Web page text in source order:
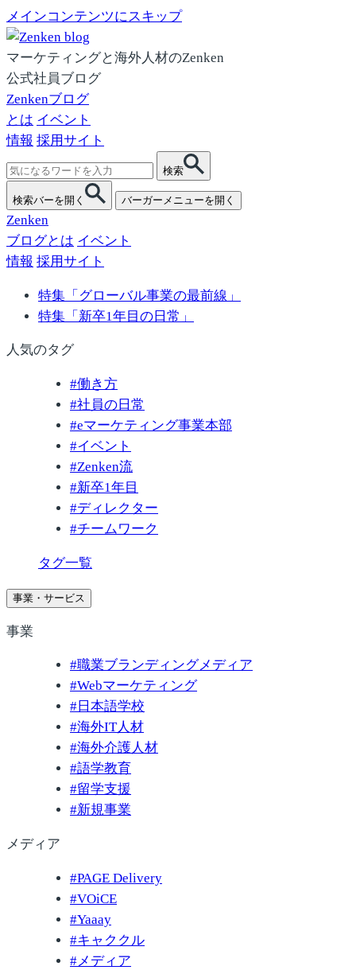
メインコンテンツにスキップ
マーケティングと海外人材のZenken
公式社員ブログ
Zenkenブログ
とは イベント
情報 採用サイト
検
索:
検索
検索バーを開く バーガーメニューを開く
Zenken
ブログとは イベント
情報 採用サイト
特集「グローバル事業の最前線」
特集「新卒1年目の日常」
人気のタグ
#働き方
#社員の日常
#eマーケティング事業本部
#イベント
#Zenken流
#新卒1年目
#ディレクター
#チームワーク
タグ一覧
事業・サービス
事業
#職業ブランディングメディア
#Webマーケティング
# 日本語学校
#海外IT人材
#海外介護人材
#語学教育
#留学支援
#新規事業
メディア
#PAGE Delivery
#VOiCE
#Yaaay
#キャククル
#メディア